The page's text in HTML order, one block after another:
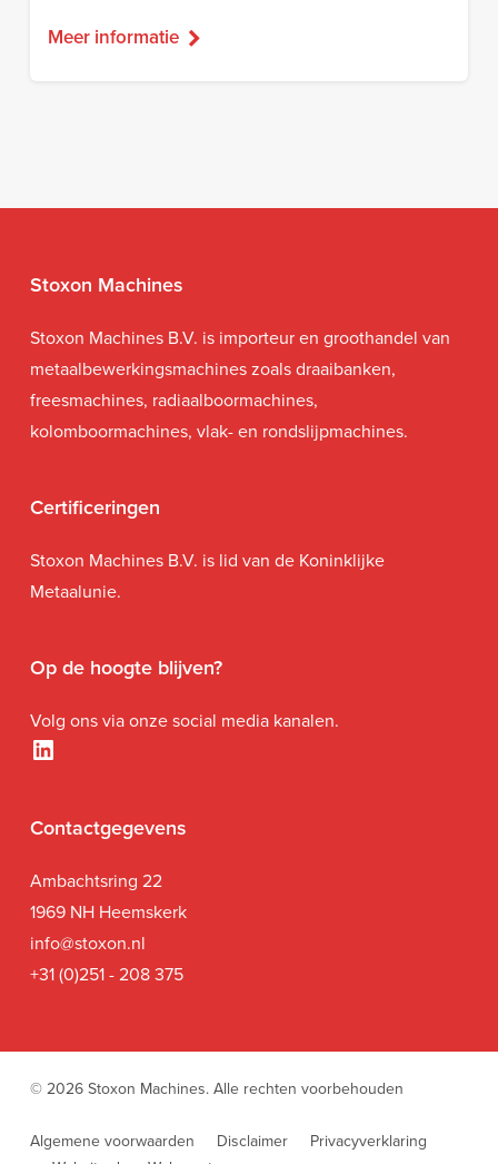
Meer informatie
Stoxon Machines
Stoxon Machines B.V. is importeur en groothandel van
metaalbewerkingsmachines zoals draaibanken,
freesmachines, radiaalboormachines,
kolomboormachines, vlak- en rondslijpmachines.
Certificeringen
Stoxon Machines B.V. is lid van de Koninklijke
Metaalunie.
Op de hoogte blijven?
Volg ons via onze social media kanalen.
LinkedIn
Contactgegevens
Ambachtsring 22
1969 NH Heemskerk
info@stoxon.nl
+31 (0)251 - 208 375
© 2026 Stoxon Machines. Alle rechten voorbehouden
Algemene voorwaarden Disclaimer
Privacyverklaring